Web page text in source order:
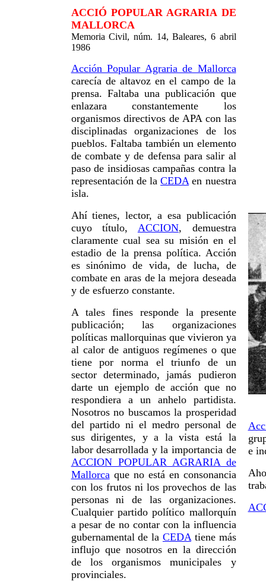
ACCIÓ POPULAR AGRARIA DE
MALLORCA
Memoria Civil, núm. 14, Baleares, 6 abril
1986
Acción Popular Agraria de Mallorca
carecía de altavoz en el campo de la
prensa. Faltaba una publicación que
enlazara constantemente los
organismos directivos de APA con las
disciplinadas organizaciones de los
pueblos. Faltaba también un elemento
de combate y de defensa para salir al
paso de insidiosas campañas contra la
representación de laCEDAen nuestra
isla.
Ahí tienes, lector, a esa publicación
cuyo título, ACCION, demuestra
claramente cual sea su misión en el
estadio de la prensa política. Acción
es sinónimo de vida, de lucha, de
combate en aras de la mejora deseada
y de esfuerzo constante.
A tales fines responde la presente
publicación; las organizaciones
políticas mallorquinas que vivieron ya
al calor de antiguos regímenes o que
tiene por norma el triunfo de un
sector determinado, jamás pudieron
darte un ejemplo de acción que no
respondiera a un anhelo partidista.
Nosotros no buscamos la prosperidad
del partido ni el medro personal de
sus dirigentes, y a la vista está la
labor desarrollada y la importancia de
ACCION POPULAR AGRARIA de
Mallorcaque no está en consonancia
con los frutos ni los provechos de las
personas ni de las organizaciones.
Cualquier partido político mallorquín
a pesar de no contar con la influencia
gubernamental de la CEDAtiene más
influjo que nosotros en la dirección
de los organismos municipales y
provinciales.
e